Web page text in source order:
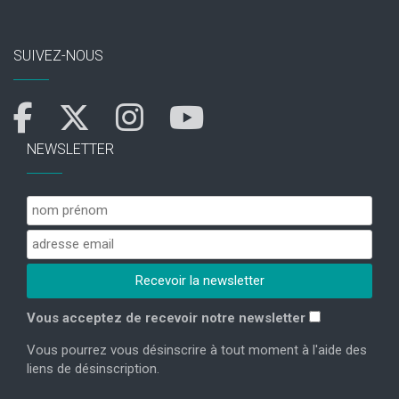
SUIVEZ-NOUS
NEWSLETTER
Vous acceptez de recevoir notre newsletter
Vous pourrez vous désinscrire à tout moment à l'aide des
liens de désinscription.